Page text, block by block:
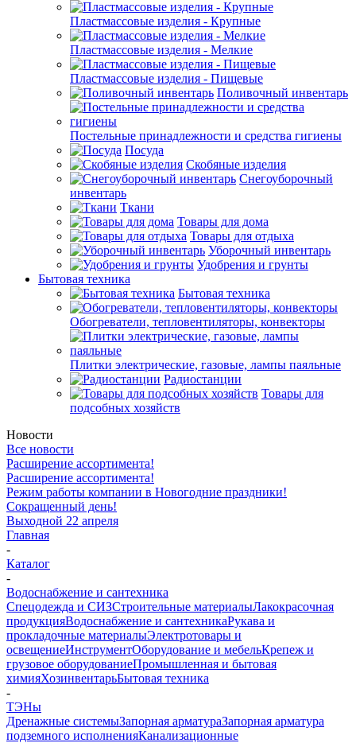
Пластмассовые изделия - Крупные
Пластмассовые изделия - Мелкие
Пластмассовые изделия - Пищевые
Поливочный инвентарь
Постельные принадлежности и средства гигиены
Посуда
Скобяные изделия
Снегоуборочный
инвентарь
Ткани
Товары для дома
Товары для отдыха
Уборочный инвентарь
Удобрения и грунты
Бытовая техника
Бытовая техника
Обогреватели, тепловентиляторы, конвекторы
Плитки электрические, газовые, лампы паяльные
Радиостанции
Товары для
подсобных хозяйств
Новости
Все новости
Расширение ассортимента!
Расширение ассортимента!
Режим работы компании в Новогодние праздники!
Сокращенный день!
Выходной 22 апреля
Главная
-
Каталог
-
Водоснабжение и сантехника
Спецодежда и СИЗСтроительные материалыЛакокрасочная
продукцияВодоснабжение и сантехникаРукава и
прокладочные материалыЭлектротовары и
освещениеИнструментОборудование и мебельКрепеж и
грузовое оборудованиеПромышленная и бытовая
химияХозинвентарьБытовая техника
-
ТЭНы
Дренажные системыЗапорная арматураЗапорная арматура
подземного исполненияКанализационные